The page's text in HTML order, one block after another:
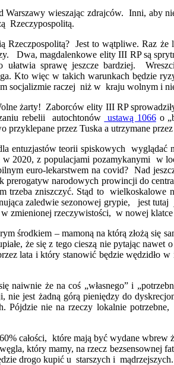
Warszawy wieszając zdrajców. Inni, aby
Rzeczypospolitą.
Jest to wątpliwe. Raz
Dwa, magdalenkowe elity III RP są
sprawę jeszcze bardziej.
Kto więc w takich warunkach będzie
socjalizmie raczej niż w kraju wolnym i
żarty! Zaborców elity III RP
rebelii autochtonów
ustawą 1066o
przez Tuska a utrzymane
entuzjastów teorii spiskowych
2020, z populacjami pozamykanymi w
euro-lekarstwem na covid? Nad
narodowych prowincji do
trzeba zniszczyć. Stąd to
zaledwie sezonowej grypie, jest tutaj
rzeczywistości, w nowej klatce
środkiem – mamoną na którą złożą się
że się z tego cieszą nie pytając
lata i który stanowić będzie wędzidło
że na coś „własnego” i
jest żadną górą pieniędzy do
Pójdzie nie na rzeczy lokalnie
całości, które mają być wydane
który mamy, na rzecz bezsensownej
drogo kupić u starszych i mądrzejszych.